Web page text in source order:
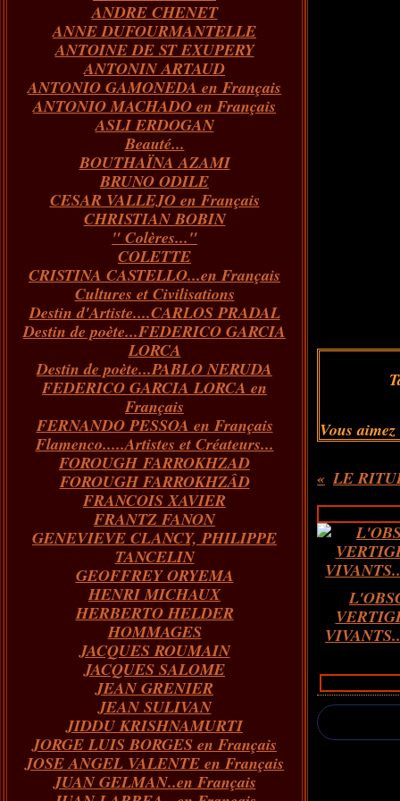
Janvier(60)
Février(68)
Janvier(86)
Mars(65)
Février(70)
Janvier(66)
Avril(76)
Mars(66)
Février(67)
Janvier(73)
Mai(82)
Avril(62)
Mars(66)
Février(55)
Janvier(43)
Juin(84)
Mai(89)
Avril(59)
Mars(73)
Février(54)
Janvier(51)
Juillet(72)
Juin(65)
Mai(97)
Avril(73)
Mars(100)
Février(146)
Janvier(124)
Août(40)
Juillet(31)
Juin(26)
ANDRE CHENET
ANNE DUFOURMANTELLE
ANTOINE DE ST EXUPERY
ANTONIN ARTAUD
ANTONIO GAMONEDA en Français
ANTONIO MACHADO en Français
ASLI ERDOGAN
Beauté...
BOUTHAÏNA AZAMI
BRUNO ODILE
CESAR VALLEJO en Français
CHRISTIAN BOBIN
" Colères..."
COLETTE
CRISTINA CASTELLO...en Français
Cultures et Civilisations
Destin d'Artiste....CARLOS PRADAL
Destin de poète...FEDERICO GARCIA
LORCA
Destin de poète...PABLO NERUDA
FEDERICO GARCIA LORCA en
Français
FERNANDO PESSOA en Français
Flamenco.....Artistes et Créateurs...
FOROUGH FARROKHZAD
FOROUGH FARROKHZÂD
FRANCOIS XAVIER
FRANTZ FANON
GENEVIEVE CLANCY, PHILIPPE
TANCELIN
GEOFFREY ORYEMA
HENRI MICHAUX
HERBERTO HELDER
HOMMAGES
JACQUES ROUMAIN
JACQUES SALOME
JEAN GRENIER
JEAN SULIVAN
JIDDU KRISHNAMURTI
JORGE LUIS BORGES en Français
JOSE ANGEL VALENTE en Français
JUAN GELMAN..en Français
Vous aimez
LE